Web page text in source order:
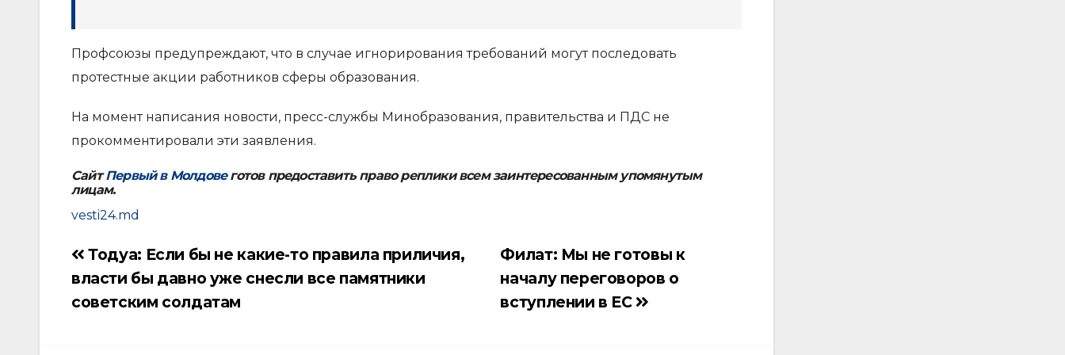
Профсоюзы предупреждают, что в случае игнорирования требований могут последовать
протестные акции работников сферы образования.
На момент написания новости, пресс-службы Минобразования, правительства и ПДС не
прокомментировали эти заявления.
СайтПервый в Молдовеготов предоставить право реплики всем заинтересованным упомянутым
лицам.
vesti24.md
Навигация
по
Филат: Мы не готовы к
началу переговоров о
вступлении в ЕС
Тодуа: Если бы не какие-то правила приличия,
власти бы давно уже снесли все памятники
советским солдатам